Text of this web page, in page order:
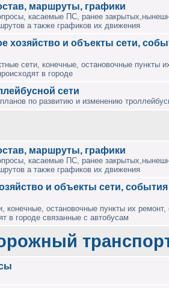
маршруты, графики
касаемые ПС, ранее
а также графиков их движения
хозяйство и объекты сети,
сети, конечные, остановочные пункты
в городе
сети
по развитию и изменению
маршруты, графики
касаемые ПС, ранее
а также графиков их движения
и объекты сети,
конечные, остановочные пункты их ремонт,
в городе связанные с автобусам